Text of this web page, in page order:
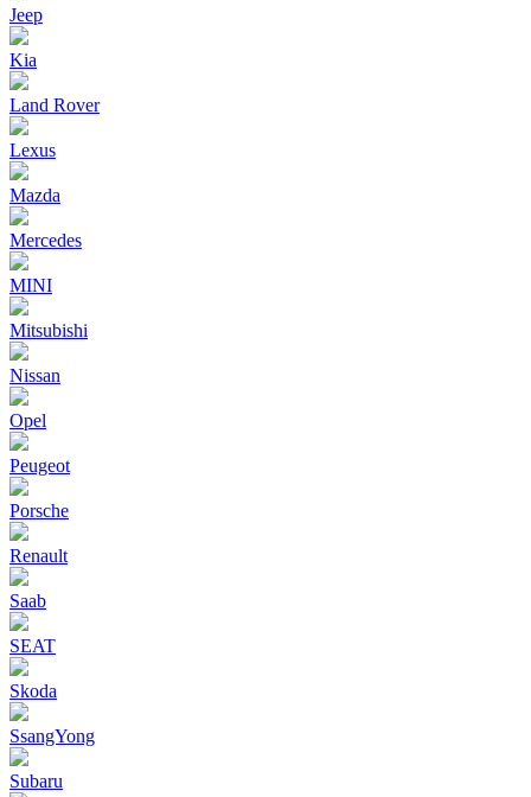
Jeep
Kia
Land Rover
Lexus
Mazda
Mercedes
MINI
Mitsubishi
Nissan
Opel
Peugeot
Porsche
Renault
Saab
SEAT
Skoda
SsangYong
Subaru